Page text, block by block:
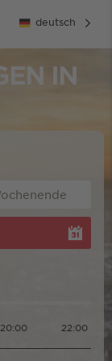
deutsch
IN
20:00 22:00